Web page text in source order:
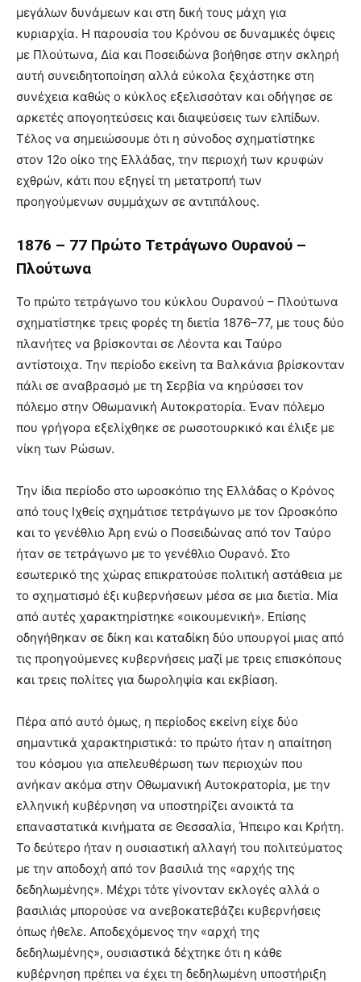
μεγάλων δυνάμεων και στη δική τους μάχη για
κυριαρχία. Η παρουσία του Κρόνου σε δυναμικές όψεις
με Πλούτωνα, Δία και Ποσειδώνα βοήθησε στην σκληρή
αυτή συνειδητοποίηση αλλά εύκολα ξεχάστηκε στη
συνέχεια καθώς ο κύκλος εξελισσόταν και οδήγησε σε
αρκετές απογοητεύσεις και διαψεύσεις των ελπίδων.
Τέλος να σημειώσουμε ότι η σύνοδος σχηματίστηκε
στον 12ο οίκο της Ελλάδας, την περιοχή των κρυφών
εχθρών, κάτι που εξηγεί τη μετατροπή των
προηγούμενων συμμάχων σε αντιπάλους.
1876 – 77 Πρώτο Τετράγωνο Ουρανού –
Πλούτωνα
Το πρώτο τετράγωνο του κύκλου Ουρανού – Πλούτωνα
σχηματίστηκε τρεις φορές τη διετία 1876–77, με τους δύο
πλανήτες να βρίσκονται σε Λέοντα και Ταύρο
αντίστοιχα. Την περίοδο εκείνη τα Βαλκάνια βρίσκονταν
πάλι σε αναβρασμό με τη Σερβία να κηρύσσει τον
πόλεμο στην Οθωμανική Αυτοκρατορία. Έναν πόλεμο
που γρήγορα εξελίχθηκε σε ρωσοτουρκικό και έλιξε με
νίκη των Ρώσων.
Την ίδια περίοδο στο ωροσκόπιο της Ελλάδας ο Κρόνος
από τους Ιχθείς σχημάτισε τετράγωνο με τον Ωροσκόπο
και το γενέθλιο Άρη ενώ ο Ποσειδώνας από τον Ταύρο
ήταν σε τετράγωνο με το γενέθλιο Ουρανό. Στο
εσωτερικό της χώρας επικρατούσε πολιτική αστάθεια με
το σχηματισμό έξι κυβερνήσεων μέσα σε μια διετία. Μία
από αυτές χαρακτηρίστηκε «οικουμενική». Επίσης
οδηγήθηκαν σε δίκη και καταδίκη δύο υπουργοί μιας από
τις προηγούμενες κυβερνήσεις μαζί με τρεις επισκόπους
και τρεις πολίτες για δωροληψία και εκβίαση.
Πέρα από αυτό όμως, η περίοδος εκείνη είχε δύο
σημαντικά χαρακτηριστικά: το πρώτο ήταν η απαίτηση
του κόσμου για απελευθέρωση των περιοχών που
ανήκαν ακόμα στην Οθωμανική Αυτοκρατορία, με την
ελληνική κυβέρνηση να υποστηρίζει ανοικτά τα
επαναστατικά κινήματα σε Θεσσαλία, Ήπειρο και Κρήτη.
Το δεύτερο ήταν η ουσιαστική αλλαγή του πολιτεύματος
με την αποδοχή από τον βασιλιά της «αρχής της
δεδηλωμένης». Μέχρι τότε γίνονταν εκλογές αλλά ο
βασιλιάς μπορούσε να ανεβοκατεβάζει κυβερνήσεις
όπως ήθελε. Αποδεχόμενος την «αρχή της
δεδηλωμένης», ουσιαστικά δέχτηκε ότι η κάθε
κυβέρνηση πρέπει να έχει τη δεδηλωμένη υποστήριξη